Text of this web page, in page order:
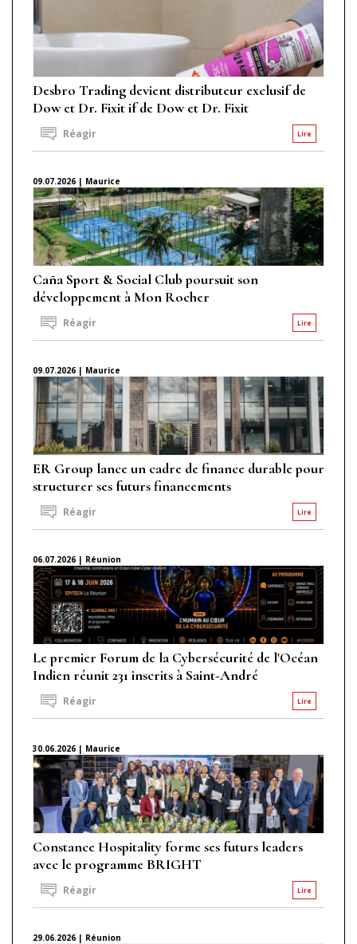
Desbro Trading devient distributeur exclusif de
Dow et Dr. Fixit if de Dow et Dr. Fixit
Lire
Réagir
09.07.2026 | Maurice
Caña Sport & Social Club poursuit son
développement à Mon Rocher
Lire
Réagir
09.07.2026 | Maurice
ER Group lance un cadre de finance durable pour
structurer ses futurs financements
Lire
Réagir
06.07.2026 | Réunion
Le premier Forum de la Cybersécurité de l'Océan
Indien réunit 231 inscrits à Saint-André
Lire
Réagir
30.06.2026 | Maurice
Constance Hospitality forme ses futurs leaders
avec le programme BRIGHT
Lire
Réagir
29.06.2026 | Réunion